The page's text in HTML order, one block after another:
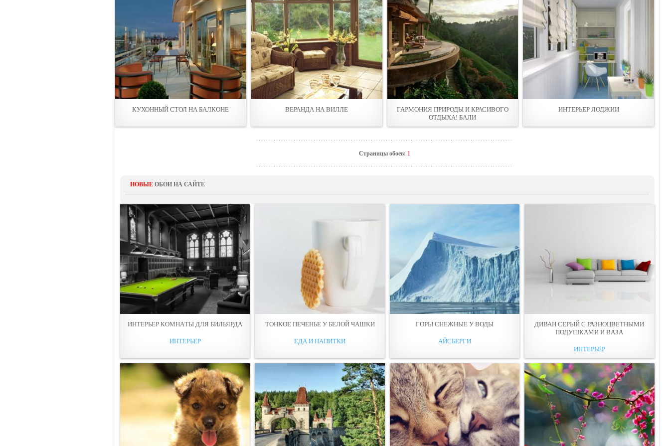
КУХОННЫЙ СТОЛ НА БАЛКОНЕ ВЕРАНДА НА ВИЛЛЕ
ГАРМОНИЯ ПРИРОДЫ И КРАСИВОГО
ОТДЫХА! БАЛИ
ИНТЕРЬЕР ЛОДЖИИ
Страницы обоев: 1
НОВЫЕ ОБОИ НА САЙТЕ
ИНТЕРЬЕР КОМНAТЫ ДЛЯ БИЛЬЯРДА
ИНТЕРЬЕР
ТОНКОE ПЕЧЕНЬЕ У БЕЛОЙ ЧАШКИ
ЕДА И НАПИТКИ
ГОPЫ СНЕЖНЫЕ У ВОДЫ
АЙСБЕРГИ
ДИВАН СЕРЫЙ С РАЗНОЦВЕТНЫМИ
ПОДУШКАМИ И ВAЗА
ИНТЕРЬЕР